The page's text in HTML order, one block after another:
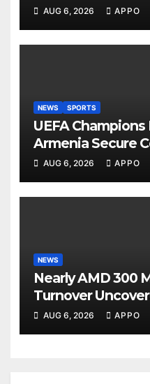
AUG 6, 2026 APPO
NEWS SPORTS
UEFA
Armenia Secure
Over Shamrock
AUG 6, 2026 APPO
NEWS
Nearly AMD 300
Turnover
Owned
AUG 6, 2026 APPO